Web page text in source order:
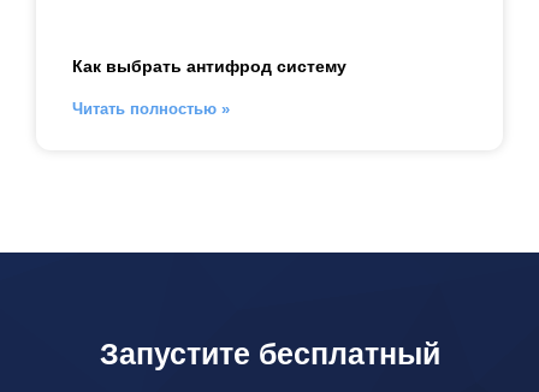
Как выбрать антифрод систему
Читать полностью »
Запустите бесплатный